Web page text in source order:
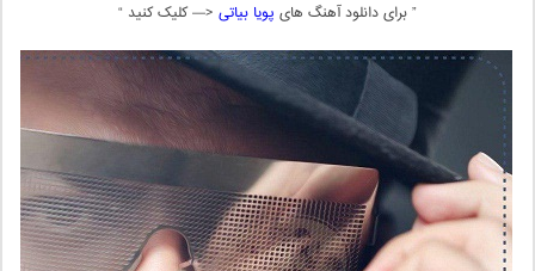
” برای دانلود آهنگ های پویا بیاتی <— کلیک کنید “